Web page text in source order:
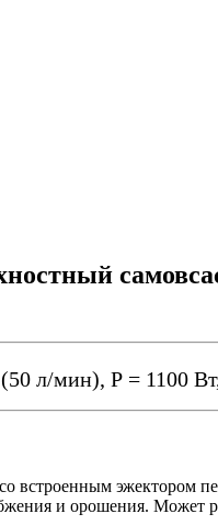
л/мин), Р = 1100
эжектором
и орошения. Может